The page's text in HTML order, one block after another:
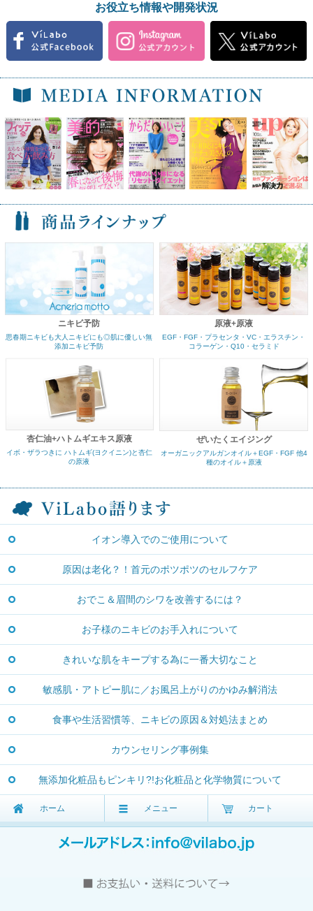
お役立ち情報や開発状況
ニキビ予防
思春期ニキビも大人ニキビにも◎肌に優しい無
添加ニキビ予防
原液+原液
EGF・FGF・プラセンタ・VC・エラスチン・
コラーゲン・Q10・セラミド
杏仁油+ハトムギエキス原液
イボ・ザラつきに ハトムギ(ヨクイニン)と杏仁
の原液
ぜいたくエイジング
オーガニックアルガンオイル＋EGF・FGF 他4
種のオイル＋原液
イオン導入でのご使用について
原因は老化？！首元のポツポツのセルフケア
おでこ＆眉間のシワを改善するには？
お子様のニキビのお手入れについて
きれいな肌をキープする為に一番大切なこと
敏感肌・アトピー肌に／お風呂上がりのかゆみ解消法
食事や生活習慣等、ニキビの原因＆対処法まとめ
カウンセリング事例集
無添加化粧品もピンキリ?!お化粧品と化学物質について
ホーム メニュー カート